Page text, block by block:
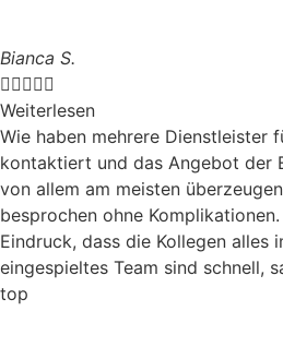
Bianca S.

Weiterlesen
Wie haben mehrere Dienstleister
kontaktiert und das Angebot der
von allem am meisten
besprochen ohne
Eindruck, dass die Kollegen alles
eingespieltes Team sind schnell,
top